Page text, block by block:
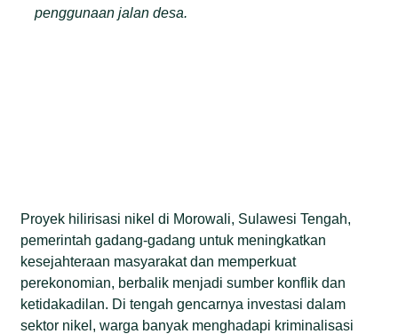
penggunaan jalan desa.
Proyek hilirisasi nikel di Morowali, Sulawesi Tengah,
pemerintah gadang-gadang untuk meningkatkan
kesejahteraan masyarakat dan memperkuat
perekonomian, berbalik menjadi sumber konflik dan
ketidakadilan. Di tengah gencarnya investasi dalam
sektor nikel, warga banyak menghadapi kriminalisasi